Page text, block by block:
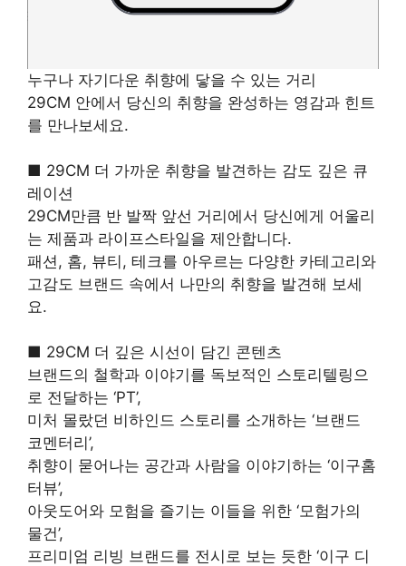
누구나 자기다운 취향에 닿을 수 있는 거리
29CM 안에서 당신의 취향을 완성하는 영감과 힌트
를 만나보세요.
■ 29CM 더 가까운 취향을 발견하는 감도 깊은 큐
레이션
29CM만큼 반 발짝 앞선 거리에서 당신에게 어울리
는 제품과 라이프스타일을 제안합니다.
패션, 홈, 뷰티, 테크를 아우르는 다양한 카테고리와
고감도 브랜드 속에서 나만의 취향을 발견해 보세
요.
■ 29CM 더 깊은 시선이 담긴 콘텐츠
브랜드의 철학과 이야기를 독보적인 스토리텔링으
로 전달하는 ‘PT’,
미처 몰랐던 비하인드 스토리를 소개하는 ‘브랜드
코멘터리’,
취향이 묻어나는 공간과 사람을 이야기하는 ‘이구홈
터뷰’,
아웃도어와 모험을 즐기는 이들을 위한 ‘모험가의
물건’,
프리미엄 리빙 브랜드를 전시로 보는 듯한 ‘이구 디